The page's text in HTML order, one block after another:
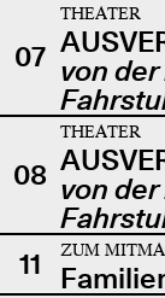
07
THEATER
von
08
THEATER
von
11
ZUM